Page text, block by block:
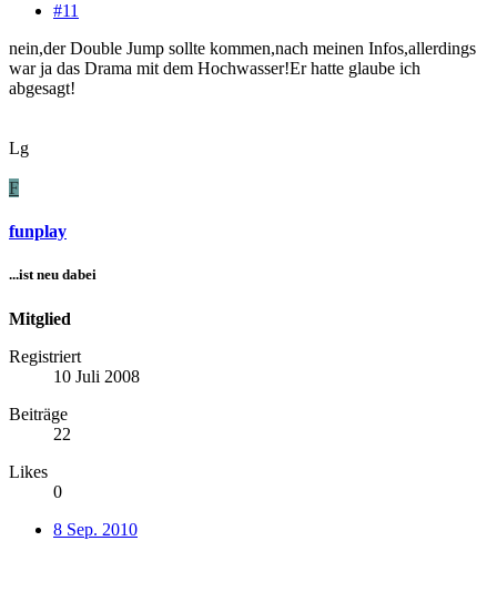
#11
nein,der Double Jump sollte kommen,nach meinen Infos,allerdings
war ja das Drama mit dem Hochwasser!Er hatte glaube ich
abgesagt!
Lg
F
funplay
...ist neu dabei
Mitglied
Registriert
10 Juli 2008
Beiträge
22
Likes
0
8 Sep. 2010